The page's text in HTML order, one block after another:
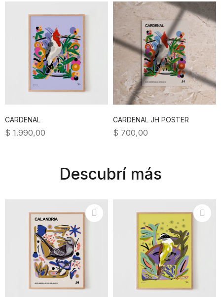
CARDENAL
$ 1.990,00
CARDENAL JH POSTER
$ 700,00
Descubrí más